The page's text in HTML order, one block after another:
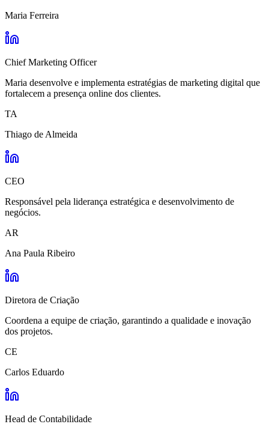
Maria Ferreira
Chief Marketing Officer
Maria desenvolve e implementa estratégias de marketing digital que
fortalecem a presença online dos clientes.
TA
Thiago de Almeida
CEO
Responsável pela liderança estratégica e desenvolvimento de
negócios.
AR
Ana Paula Ribeiro
Diretora de Criação
Coordena a equipe de criação, garantindo a qualidade e inovação
dos projetos.
CE
Carlos Eduardo
Head de Contabilidade